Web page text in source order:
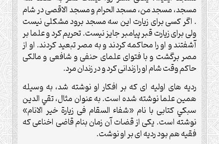
مسجد، مسجد من، مسجد الحرام و مسجد الاقصی در شام
. اگر کسی برای زیارت این سه مسجد برود مشکلی نیست
ولی برای زیارت قبر پیامبر جایز نیست. تحریم کرد و علما بر
آشفتند و او را محاکمه کردند و به مصر تبعید کردند. او از
مصر برگشت و با فتوای علمای حنفی و شافعی و مالکی
حاکم وقت شام او را زندانی کرد و در زندان مرد.
ردیه های اولیه ای که بر افکار او نوشته شد، به وسیله
همین علما نوشته شده است. به عنوان مثال، تقي الدين
سبكي کتابی با نام «شفاء السقام فی زیارة خیر الانام»
نوشته است. یکی از قضات آن زمان بنام قاضی اخناعی که
فقیه هم بود ردیه ای بر او نوشت.